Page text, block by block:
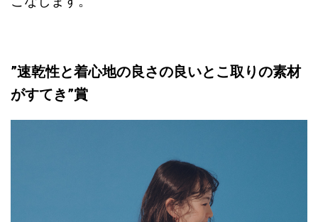
”速乾性と着心地の良さの良いとこ取りの素材
がすてき”賞